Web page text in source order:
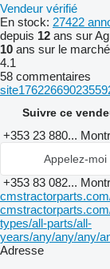
Vendeur vérifié
En stock: 27422
depuis 12 ans sur
10 ans sur le marché
4.1
58 commentaires
Suivre ce
+353 23 880...
Appelez-moi
+353 83 082...
types/all-parts/all-
years/any/any/any/
Adresse